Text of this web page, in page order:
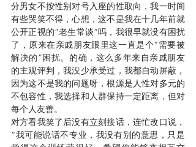
分男女不按性别对号入座的性取向，我一时间
有些哭笑不得，心想，这不是我在十几年前就
公开正视的“老生常谈”吗，我很早就没有困扰
了，原来在亲戚朋友眼里这一直是个“需要被
解决的”困扰。的确，这么多年来自亲戚朋友
的主观评判，我没少承受过，我都自动屏蔽，
因为这不是我的问题呀，根源是人性对多元的
不包容性，我选择和人群保持一定距离，但对
每个人友善。
对方看我笑了后没有立刻接话，连忙改口说，
“我可能说话不专业，我没有别的意思，只是